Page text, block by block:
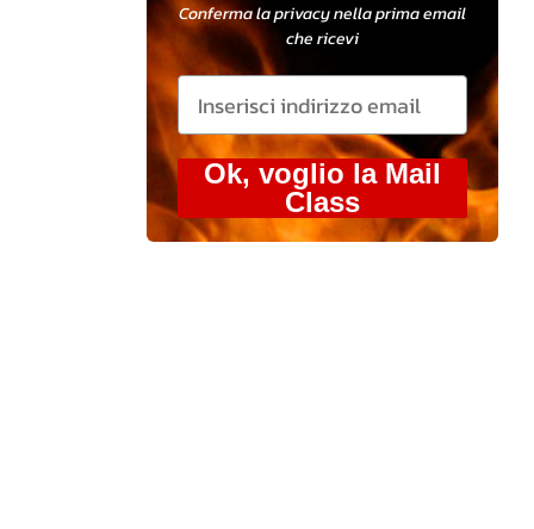
Conferma la privacy nella prima email
che ricevi
Ok, voglio la Mail
Class